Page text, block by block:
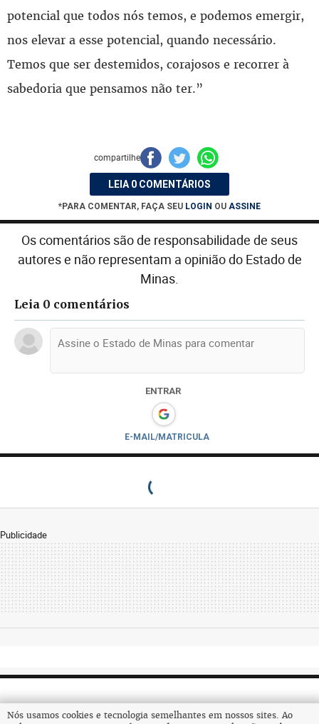
Nós usamos cookies e tecnologia semelhantes em nossos sites. Ao
potencial que todos nós temos, e podemos emergir,
nos elevar a esse potencial, quando necessário.
Temos que ser destemidos, corajosos e recorrer à
sabedoria que pensamos não ter.”
compartilhe
LEIA 0 COMENTÁRIOS
*PARA COMENTAR, FAÇA SEU LOGIN OU ASSINE
Os comentários são de responsabilidade de seus
autores e não representam a opinião do Estado de
Minas.
Leia 0 comentários
ENTRAR
E-MAIL/MATRICULA
Publicidade